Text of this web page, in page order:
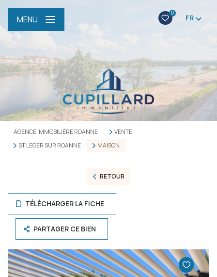
0
FR
MENU
AGENCE IMMOBILIÈRE ROANNE
VENTE
ST LEGER SUR ROANNE
MAISON
RETOUR
TÉLÉCHARGER LA FICHE
PARTAGER CE BIEN